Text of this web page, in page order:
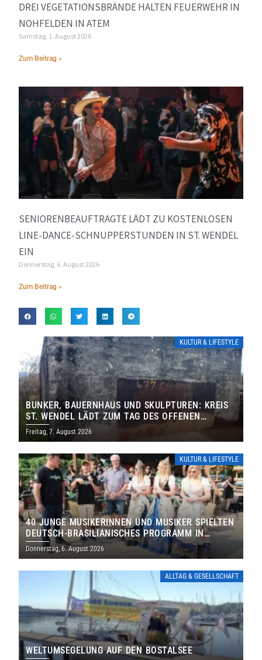
DREI VEGETATIONSBRÄNDE HALTEN FEUERWEHR IN
NOHFELDEN IN ATEM
Samstag, 1. August 2026
Zum Beitrag »
SENIORENBEAUFTRAGTE LÄDT ZU KOSTENLOSEN
LINE-DANCE-SCHNUPPERSTUNDEN IN ST. WENDEL
EIN
Donnerstag, 6. August 2026
Zum Beitrag »
KULTUR & LIFESTYLE
BUNKER, BAUERNHAUS UND SKULPTUREN: KREIS
ST. WENDEL LÄDT ZUM TAG DES OFFENEN
DENKMALS EIN
Freitag, 7. August 2026
KULTUR & LIFESTYLE
40 JUNGE MUSIKERINNEN UND MUSIKER SPIELTEN
DEUTSCH-BRASILIANISCHES PROGRAMM IN
THOLEY
Donnerstag, 6. August 2026
ALLTAG & GESELLSCHAFT
WELTUMSEGELUNG AUF DEN BOSTALSEE